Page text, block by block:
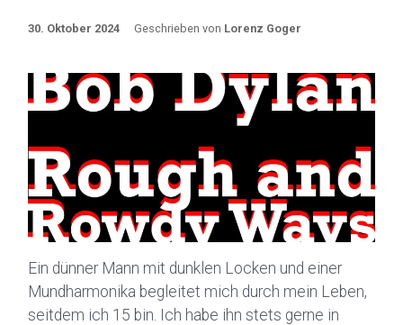
30. Oktober 2024 Geschrieben von Lorenz Goger
Ein dünner Mann mit dunklen Locken und einer
Mundharmonika begleitet mich durch mein Leben,
seitdem ich 15 bin. Ich habe ihn stets gerne in